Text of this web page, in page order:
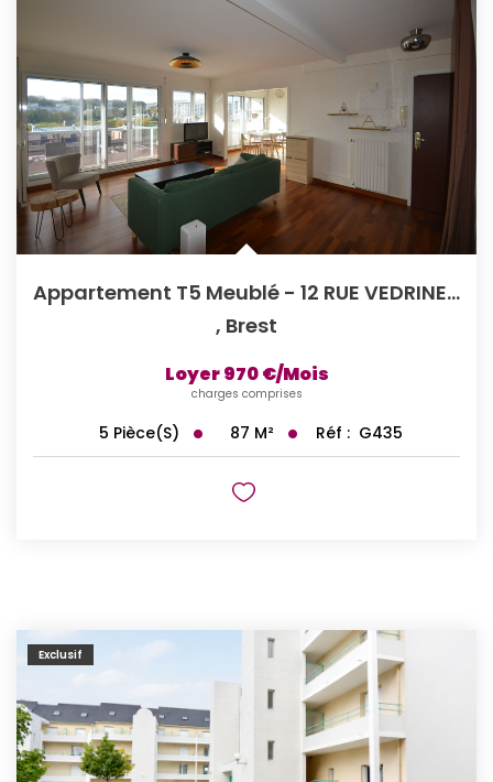
Appartement T5 Meublé - 12 RUE VEDRINES BREST
, Brest
Loyer 970 €/mois
charges comprises
5 Pièce(s) 87 M² Réf : G435
Exclusif